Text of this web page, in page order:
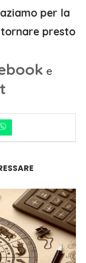
per la
presto
e